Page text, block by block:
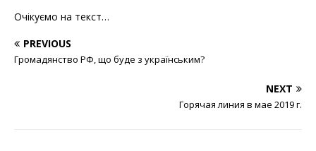
Очікуємо на текст…
PREVIOUS
Громадянство РФ, що буде з українським?
NEXT
Горячая линия в мае 2019 г.